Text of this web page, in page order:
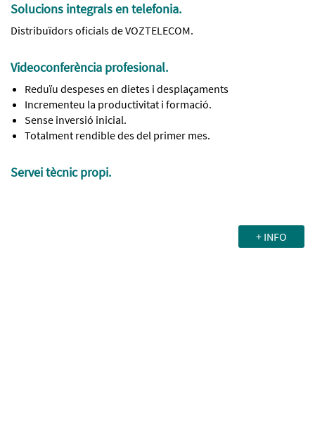
Solucions integrals en telefonia.
Distribuïdors oficials de VOZTELECOM.
Videoconferència profesional.
Reduïu despeses en dietes i desplaçaments
Incrementeu la productivitat i formació.
Sense inversió inicial.
Totalment rendible des del primer mes.
Servei tècnic propi.
+ INFO